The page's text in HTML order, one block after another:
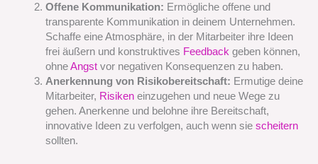
Offene Kommunikation: Ermögliche offene und
transparente Kommunikation in deinem Unternehmen.
Schaffe eine Atmosphäre, in der Mitarbeiter ihre Ideen
frei äußern und konstruktives Feedback geben können,
ohneAngstvor negativen Konsequenzen zu haben.
Anerkennung von Risikobereitschaft: Ermutige deine
Mitarbeiter, Risikeneinzugehen und neue Wege zu
gehen. Anerkenne und belohne ihre Bereitschaft,
innovative Ideen zu verfolgen, auch wenn sie scheitern
sollten.